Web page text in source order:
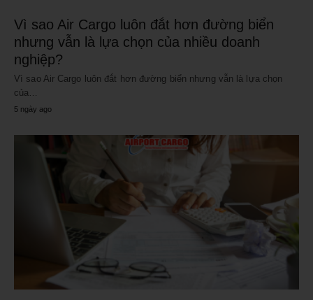
Vì sao Air Cargo luôn đắt hơn đường biển
nhưng vẫn là lựa chọn của nhiều doanh
nghiệp?
Vì sao Air Cargo luôn đắt hơn đường biển nhưng vẫn là lựa chọn
của…
5 ngày ago